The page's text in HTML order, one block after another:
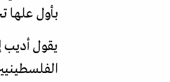
بأول
يقول أديب